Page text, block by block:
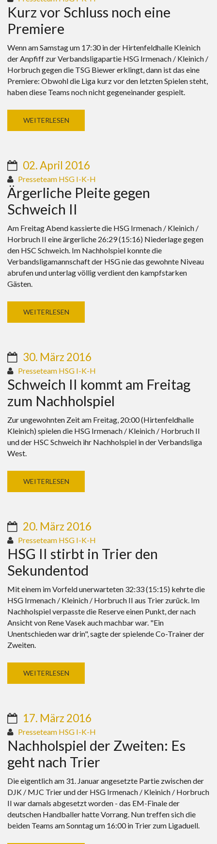
Kurz vor Schluss noch eine
Premiere
Wenn am Samstag um 17:30 in der Hirtenfeldhalle Kleinich
der Anpfiff zur Verbandsligapartie HSG Irmenach / Kleinich /
Horbruch gegen die TSG Biewer erklingt, dann ist das eine
Premiere: Obwohl die Liga kurz vor den letzten Spielen steht,
haben diese Teams noch nicht gegeneinander gespielt.
WEITERLESEN
02. April 2016
Presseteam HSG I-K-H
Ärgerliche Pleite gegen
Schweich II
Am Freitag Abend kassierte die HSG Irmenach / Kleinich /
Horbruch II eine ärgerliche 26:29 (15:16) Niederlage gegen
den HSC Schweich. Im Nachholspiel konnte die
Verbandsligamannschaft der HSG nie das gewohnte Niveau
abrufen und unterlag völlig verdient den kampfstarken
Gästen.
WEITERLESEN
30. März 2016
Presseteam HSG I-K-H
Schweich II kommt am Freitag
zum Nachholspiel
Zur ungewohnten Zeit am Freitag, 20:00 (Hirtenfeldhalle
Kleinich) spielen die HSG Irmenach / Kleinich / Horbruch II
und der HSC Schweich ihr Nachholspiel in der Verbandsliga
West.
WEITERLESEN
20. März 2016
Presseteam HSG I-K-H
HSG II stirbt in Trier den
Sekundentod
Mit einem im Vorfeld unerwarteten 32:33 (15:15) kehrte die
HSG Irmenach / Kleinich / Horbruch II aus Trier zurück. Im
Nachholspiel verpasste die Reserve einen Punkt, der nach
Ansicht von Rene Vasek auch machbar war. "Ein
Unentschieden war drin", sagte der spielende Co-Trainer der
Zweiten.
WEITERLESEN
17. März 2016
Presseteam HSG I-K-H
Nachholspiel der Zweiten: Es
geht nach Trier
Die eigentlich am 31. Januar angesetzte Partie zwischen der
DJK / MJC Trier und der HSG Irmenach / Kleinich / Horbruch
II war damals abgesetzt worden - das EM-Finale der
deutschen Handballer hatte Vorrang. Nun treffen sich die
beiden Teams am Sonntag um 16:00 in Trier zum Ligaduell.